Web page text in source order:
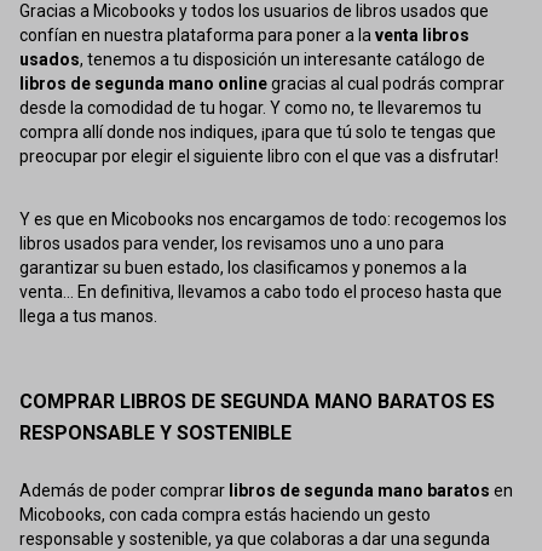
Gracias a Micobooks y todos los usuarios de libros usados que
confían en nuestra plataforma para poner a laventa libros
usados, tenemos a tu disposición un interesante catálogo de
libros de segunda mano onlinegracias al cual podrás comprar
desde la comodidad de tu hogar. Y como no, te llevaremos tu
compra allí donde nos indiques, ¡para que tú solo te tengas que
preocupar por elegir el siguiente libro con el que vas a disfrutar!
Y es que en Micobooks nos encargamos de todo: recogemos los
libros usados para vender, los revisamos uno a uno para
garantizar su buen estado, los clasificamos y ponemos a la
venta... En definitiva, llevamos a cabo todo el proceso hasta que
llega a tus manos.
COMPRAR LIBROS DE SEGUNDA MANO BARATOS ES
RESPONSABLE Y SOSTENIBLE
Además de poder comprar libros de segunda mano baratos en
Micobooks, con cada compra estás haciendo un gesto
responsable y sostenible, ya que colaboras a dar una segunda